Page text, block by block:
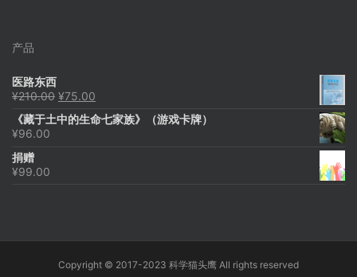
产品
医路东西
¥210.00 原
为：
¥75.00
价
《藏于土中的生命七家族》（游戏卡牌）
¥96.00
捐赠
¥99.00
Copyright © 2017-2023 科学猫头鹰 All rights reserved